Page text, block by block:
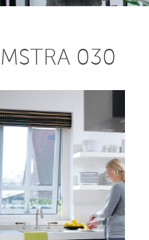
030